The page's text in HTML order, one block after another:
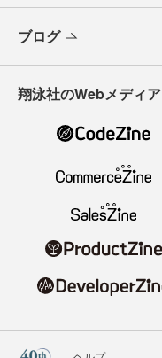
ブログ
翔泳社のWebメディア